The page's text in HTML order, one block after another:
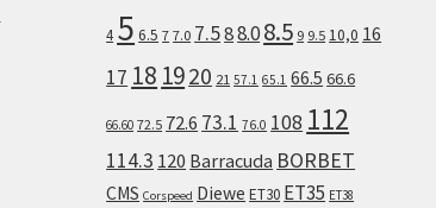
4 5 6.5 7 7.0 7.588.08.5 9 9.5 10,0 16
17 18 1920 21 57.1 65.1 66.5 66.6
66.60 72.5 72.6 73.1 76.0 108 112
114.3 120 Barracuda BORBET
CMS Corspeed Diewe ET30 ET35 ET38